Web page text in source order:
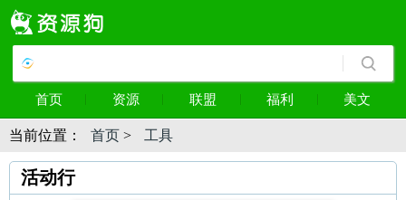
首页 资源 联盟 福利 美文
当前位置： 首页 > 工具
活动行